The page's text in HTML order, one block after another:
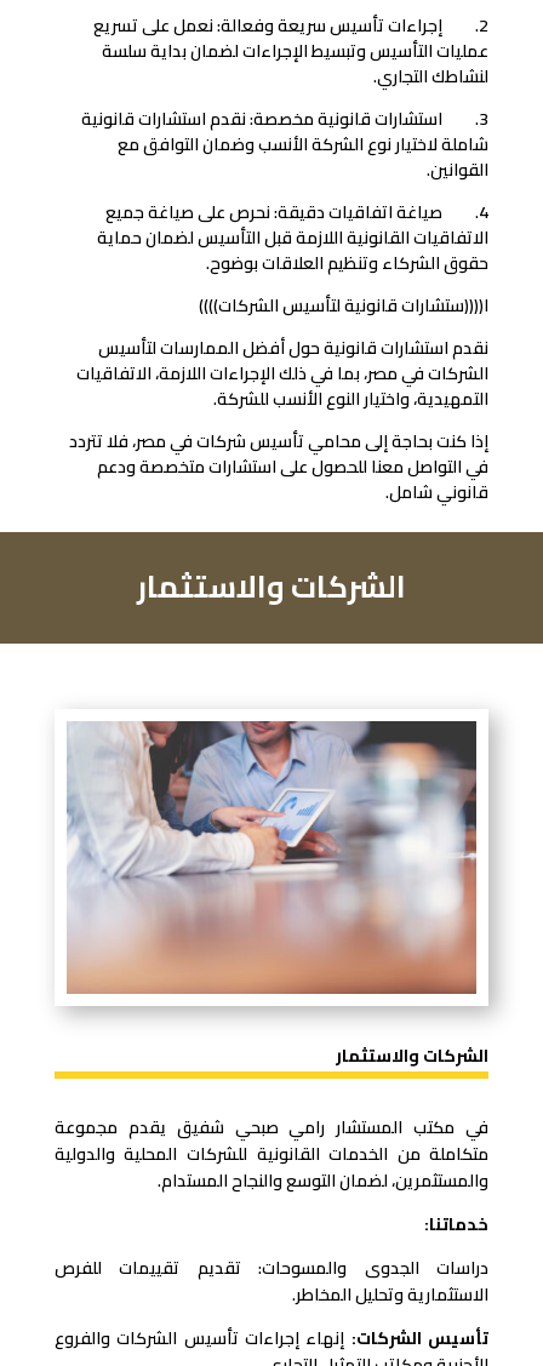
2. إجراءات تأسيس سريعة وفعالة: نعمل على تسريع
عمليات التأسيس وتبسيط الإجراءات لضمان بداية سلسة
لنشاطك التجاري.
3. استشارات قانونية مخصصة: نقدم استشارات قانونية
شاملة لاختيار نوع الشركة الأنسب وضمان التوافق مع
القوانين.
4. صياغة اتفاقيات دقيقة: نحرص على صياغة جميع
الاتفاقيات القانونية اللازمة قبل التأسيس لضمان حماية
حقوق الشركاء وتنظيم العلاقات بوضوح.
ا((((ستشارات قانونية لتأسيس الشركات))))
نقدم استشارات قانونية حول أفضل الممارسات لتأسيس
الشركات في مصر، بما في ذلك الإجراءات اللازمة، الاتفاقيات
التمهيدية، واختيار النوع الأنسب للشركة.
إذا كنت بحاجة إلى محامي تأسيس شركات في مصر، فلا تتردد
في التواصل معنا للحصول على استشارات متخصصة ودعم
قانوني شامل.
الشركات والاستثمار
الشركات والاستثمار
في مكتب المستشار رامي صبحي شفيق يقدم مجموعة
متكاملة من الخدمات القانونية للشركات المحلية والدولية
والمستثمرين، لضمان التوسع والنجاح المستدام.
خدماتنا:
دراسات الجدوى والمسوحات: تقديم تقييمات للفرص
الاستثمارية وتحليل المخاطر.
تأسيس الشركات: إنهاء إجراءات تأسيس الشركات والفروع